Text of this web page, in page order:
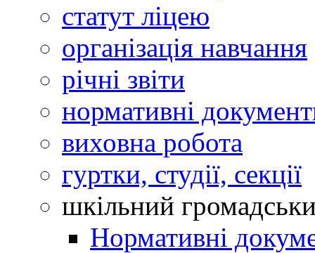
статут ліцею
організація навчання
річні звіти
нормативні
виховна робота
гуртки, студії, секції
шкільний
Нормативні